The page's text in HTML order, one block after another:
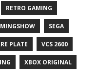
RETRO GAMING
SEGA
PLATE VCS 2600
XBOX ORIGINAL